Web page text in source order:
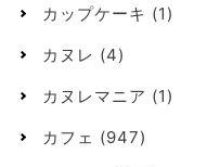
カップケーキ (1)
カヌレ (4)
カヌレマニア (1)
カフェ (947)